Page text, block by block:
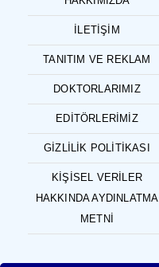
İLETIŞIM
TANITIM VE REKLAM
DOKTORLARIMIZ
EDITÖRLERIMIZ
GIZLILIK POLITIKASI
KIŞISEL VERILER
HAKKINDA AYDINLATMA
METNI